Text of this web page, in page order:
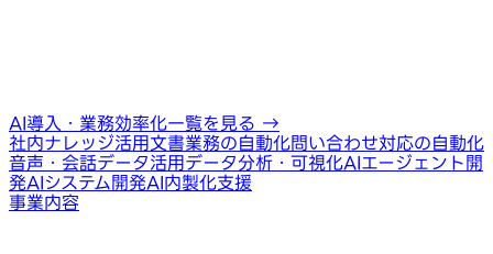
AI導入・業務効率化一覧を見る →
社内ナレッジ活用文書業務の自動化問い合わせ対応の自動化
音声・会話データ活用データ分析・可視化AIエージェント開
発AIシステム開発AI内製化支援
事業内容